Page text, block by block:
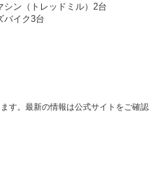
シン（トレッドミル）2台
バイク3台
す。最新の情報は公式サイトをご確認